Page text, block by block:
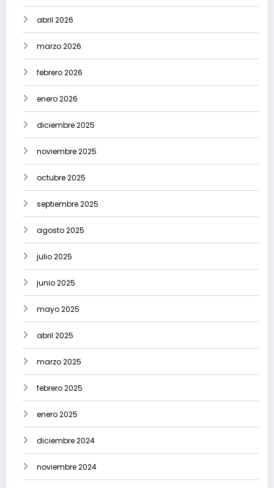
abril 2026
marzo 2026
febrero 2026
enero 2026
diciembre 2025
noviembre 2025
octubre 2025
septiembre 2025
agosto 2025
julio 2025
junio 2025
mayo 2025
abril 2025
marzo 2025
febrero 2025
enero 2025
diciembre 2024
noviembre 2024